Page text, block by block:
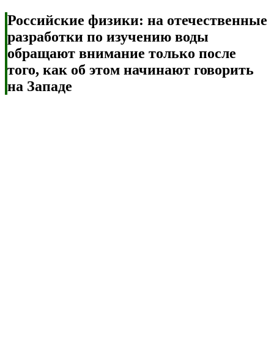
Российские физики: на отечественные
разработки по изучению воды
обращают внимание только после
того, как об этом начинают говорить
на Западе